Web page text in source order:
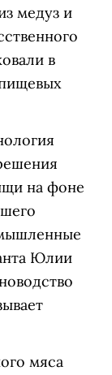
медуз и
в
на фоне
Юлии
мяса